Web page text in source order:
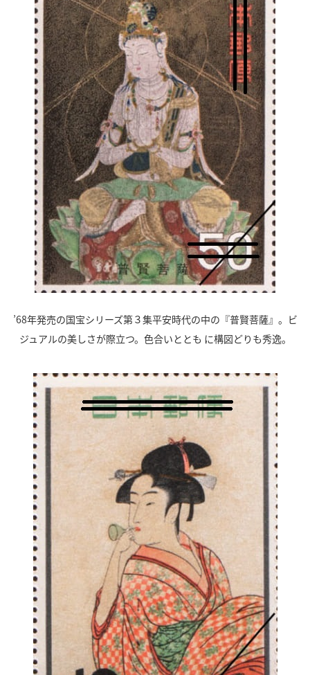
’68年発売の国宝シリーズ第３集平安時代の中の『普賢菩薩』。ビ
ジュアルの美しさが際立つ。色合いととも に構図どりも秀逸。